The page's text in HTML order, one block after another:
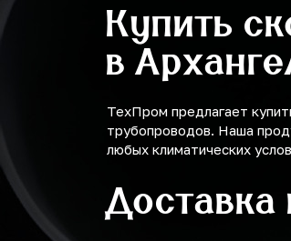
Купить
в
ТехПром предлагает
трубопроводов. Наша
любых климатических
Доставка